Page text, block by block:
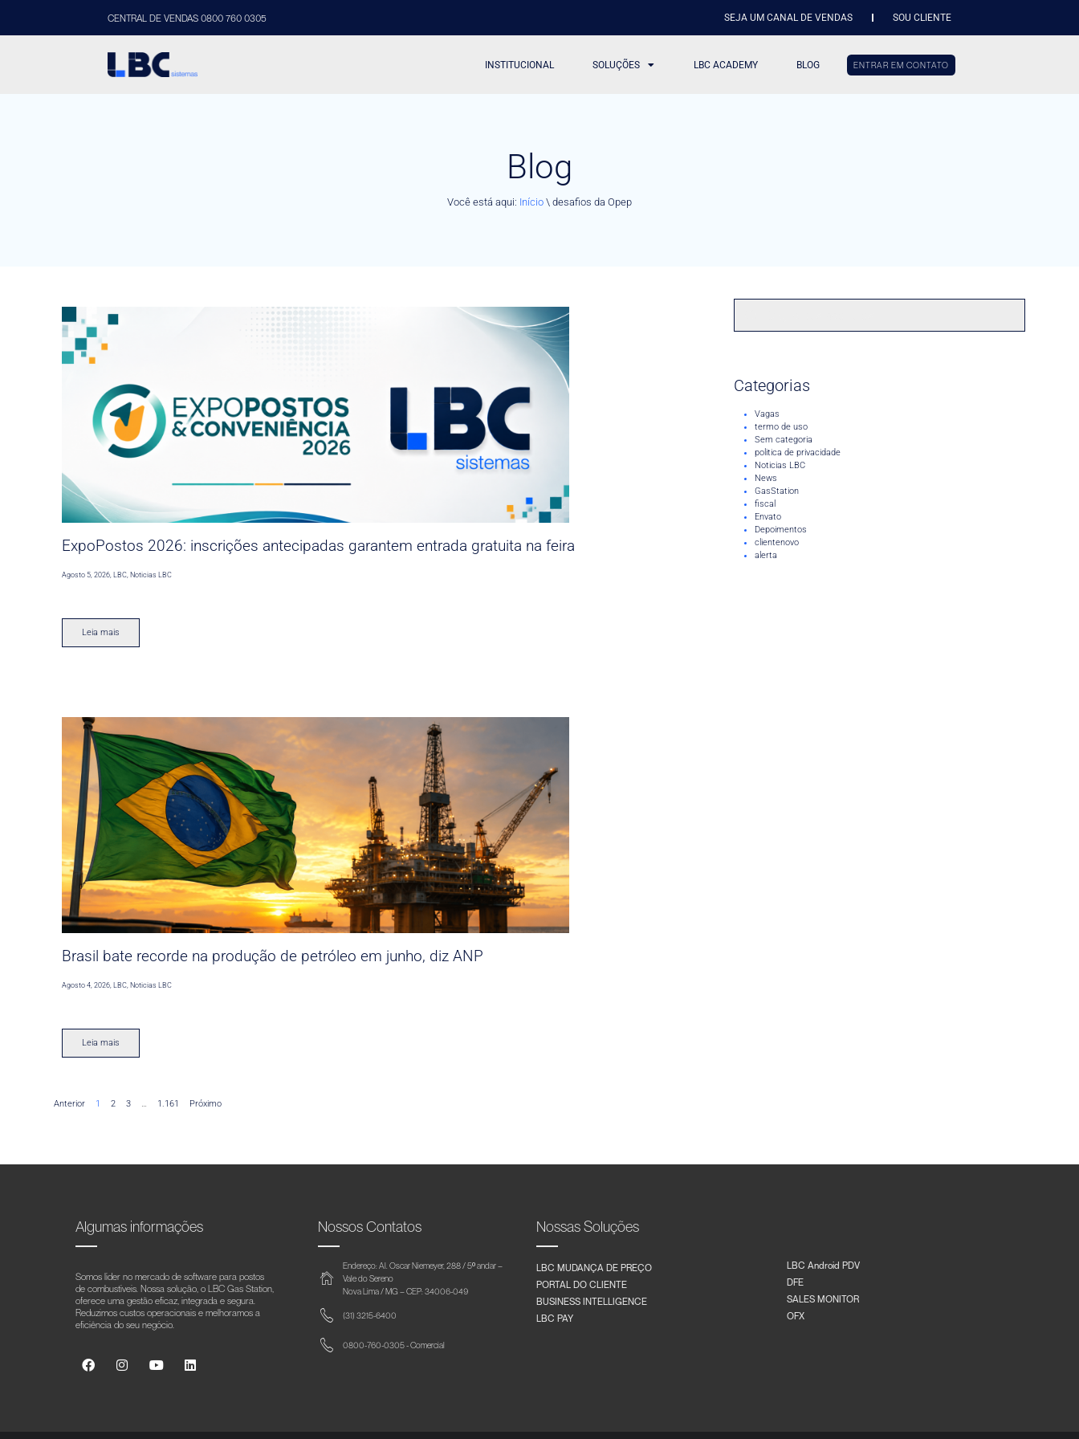
CENTRAL DE VENDAS 0800 760 0305 SEJA UM CANAL DE VENDAS SOU CLIENTE
INSTITUCIONAL SOLUÇÕES LBC ACADEMY BLOG ENTRAR EM CONTATO
Blog
Você está aqui: Início \ desafios da Opep
ExpoPostos 2026: inscrições antecipadas garantem entrada gratuita na feira
Agosto 5, 2026,LBC,Noticias LBC
Leia mais
Brasil bate recorde na produção de petróleo em junho, diz ANP
Agosto 4, 2026 ,LBC Noticias LBC
Leia mais
Anterior 1 2 3 … 1.161 Próximo
Categorias
Vagas
termo de uso
Sem categoria
politica de privacidade
Noticias LBC
News
GasStation
fiscal
Envato
Depoimentos
clientenovo
alerta
Algumas informações
Somos líder no mercado de software para postos
de combustíveis. Nossa solução, o LBC Gas Station,
oferece uma gestão eficaz, integrada e segura.
Reduzimos custos operacionais e melhoramos a
eficiência do seu negócio.
Nossos Contatos
Endereço: Al. Oscar Niemeyer, 288 / 5º andar –
Vale do Sereno
Nova Lima / MG – CEP: 34006-049
(31) 3215-6400
0800-760-0305 - Comercial
Nossas Soluções
LBC MUDANÇA DE PREÇO
PORTAL DO CLIENTE
BUSINESS INTELLIGENCE
LBC PAY
LBC Android PDV
DFE
SALES MONITOR
OFX